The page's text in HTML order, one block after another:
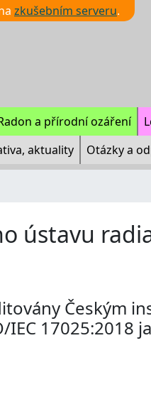
zkušebním serveru.
a přírodní ozáření
aktuality Otázky a
ústavu
Českým
IEC 17025:2018